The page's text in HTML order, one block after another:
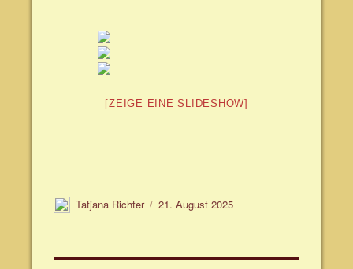
[ZEIGE EINE SLIDESHOW]
Autor
Tatjana Richter
Veröffentlicht
21. August 2025